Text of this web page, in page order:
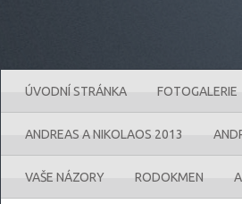
ÚVODNÍ STRÁNKA FOTOGALERIE
ANDREAS A NIKOLAOS 2013
VAŠE NÁZORY RODOKMEN